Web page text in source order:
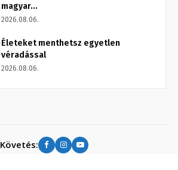
magyar...
2026.08.06.
Életeket menthetsz egyetlen
véradással
2026.08.06.
Követés: